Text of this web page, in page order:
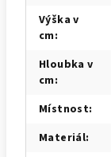
Výška v
cm:
Hloubka v
cm:
Místnost:
Materiál: